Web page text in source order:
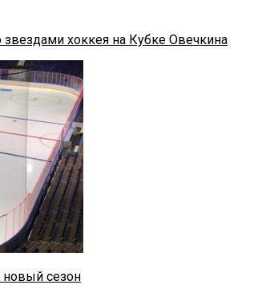
хоккея на Кубке Овечкина
новый сезон